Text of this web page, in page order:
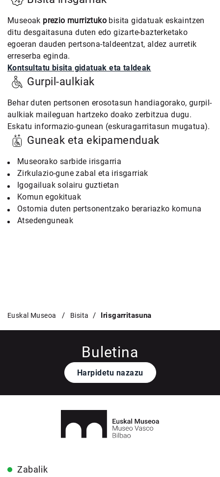
Museoak prezio murriztuko bisita gidatuak eskaintzen
ditu desgaitasuna duten edo gizarte-bazterketako
egoeran dauden pertsona-taldeentzat, aldez aurretik
erreserba eginda.
Kontsultatu bisita gidatuak eta taldeak
Gurpil-aulkiak
Behar duten pertsonen erosotasun handiagorako, gurpil-
aulkiak maileguan hartzeko doako zerbitzua dugu.
Eskatu informazio-gunean (eskuragarritasun mugatua).
Guneak eta ekipamenduak
Museorako sarbide irisgarria
Zirkulazio-gune zabal eta irisgarriak
Igogailuak solairu guztietan
Komun egokituak
Ostomia duten pertsonentzako berariazko komuna
Atsedenguneak
Euskal Museoa Bisita Irisgarritasuna
Buletina
Harpidetu nazazu
Zabalik